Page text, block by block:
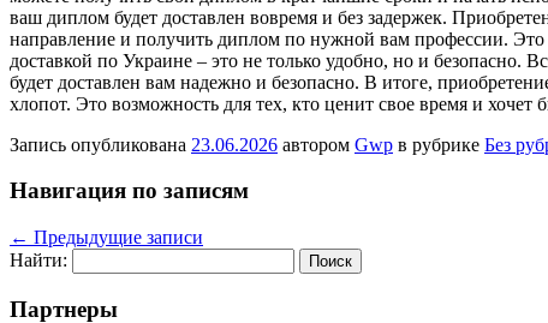
ваш диплом будет доставлен вовремя и без задержек.
направление и получить диплом по нужной вам профессии. Это
доставкой по Украине – это не только удобно, но и
будет доставлен вам надежно и безопасно. В итоге,
хлопот. Это возможность для тех, кто ценит свое время и
Запись опубликована 23.06.2026 автором Gwp в рубрике Без
Навигация по записям
← Предыдущие записи
Найти:
Партнеры